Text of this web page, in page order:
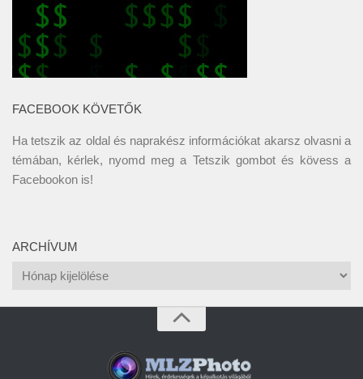
FACEBOOK KÖVETŐK
Ha tetszik az oldal és naprakész információkat akarsz olvasni a
témában, kérlek, nyomd meg a Tetszik gombot és kövess a
Facebookon is!
ARCHÍVUM
Archívum